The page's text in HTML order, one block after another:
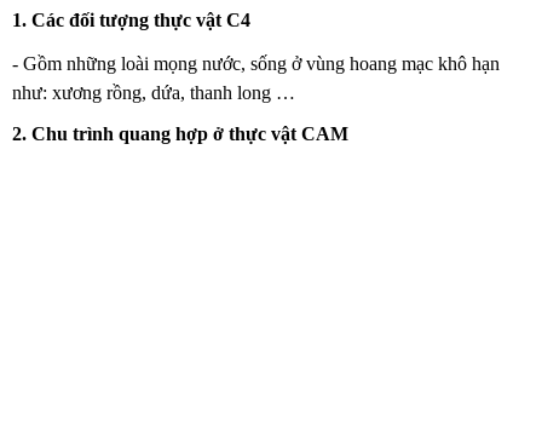
1. Các đối tượng thực vật C4
- Gồm những loài mọng nước, sống ở vùng hoang mạc khô hạn
như: xương rồng, dứa, thanh long …
2. Chu trình quang hợp ở thực vật CAM